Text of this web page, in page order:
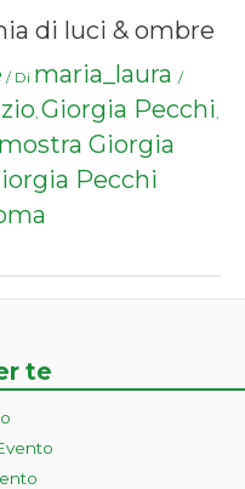
di luci & ombre
/ Di maria_laura /
, Giorgia Pecchi,
mostra Giorgia
Pecchi
te